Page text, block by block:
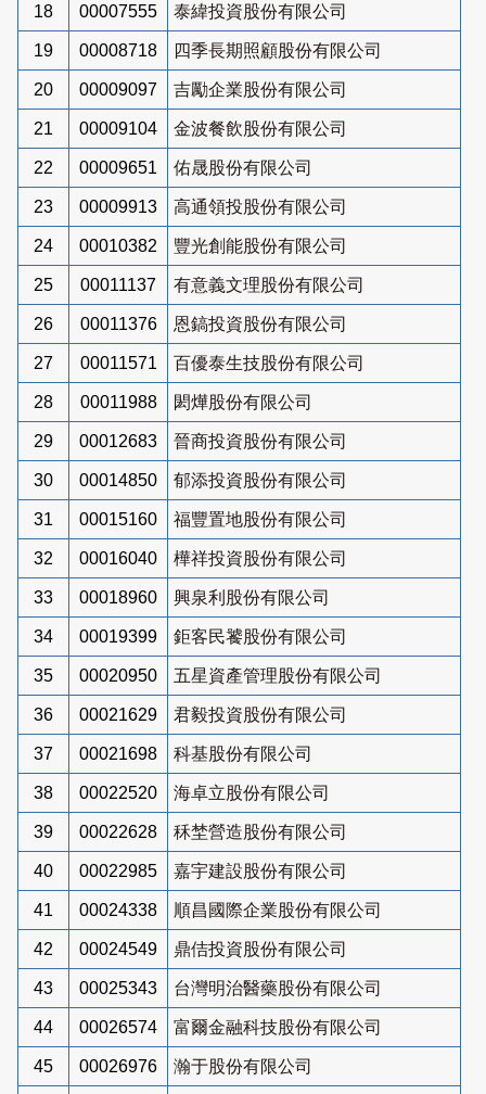
18 00007555 泰緯投資股份有限公司
19 00008718 四季長期照顧股份有限公司
20 00009097 吉勵企業股份有限公司
21 00009104 金波餐飲股份有限公司
22 00009651 佑晟股份有限公司
23 00009913 高通領投股份有限公司
24 00010382 豐光創能股份有限公司
25 00011137 有意義文理股份有限公司
26 00011376 恩鎬投資股份有限公司
27 00011571 百優泰生技股份有限公司
28 00011988 閎燁股份有限公司
29 00012683 晉商投資股份有限公司
30 00014850 郁添投資股份有限公司
31 00015160 福豐置地股份有限公司
32 00016040 樺祥投資股份有限公司
33 00018960 興泉利股份有限公司
34 00019399 鉅客民饕股份有限公司
35 00020950 五星資產管理股份有限公司
36 00021629 君毅投資股份有限公司
37 00021698 科基股份有限公司
38 00022520 海卓立股份有限公司
39 00022628 秝埜營造股份有限公司
40 00022985 嘉宇建設股份有限公司
41 00024338 順昌國際企業股份有限公司
42 00024549 鼎佶投資股份有限公司
43 00025343 台灣明治醫藥股份有限公司
44 00026574 富爾金融科技股份有限公司
45 00026976 瀚于股份有限公司